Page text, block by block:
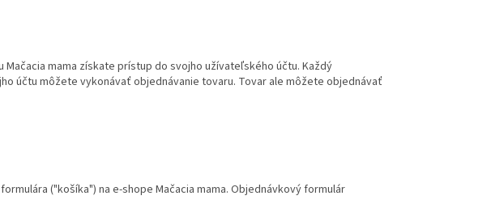
mama získate prístup do svojho užívateľského účtu. Každý
účtu môžete vykonávať objednávanie tovaru. Tovar ale môžete objednávať
("košíka") na e-shope Mačacia mama. Objednávkový formulár